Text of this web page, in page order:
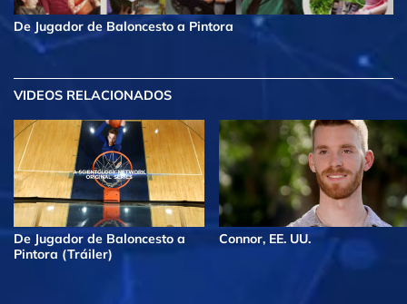
De Jugador de Baloncesto a Pintora
VIDEOS RELACIONADOS
De Jugador de Baloncesto a
Pintora (Tráiler)
Connor, EE. UU.